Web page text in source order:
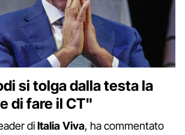
si tolga dalla testa la
di fare il CT"
diItalia Viva, ha commentato